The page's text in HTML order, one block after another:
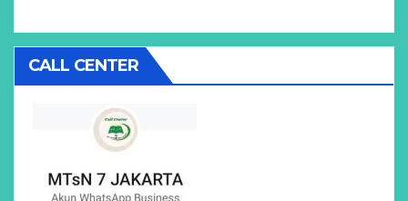
CALL CENTER